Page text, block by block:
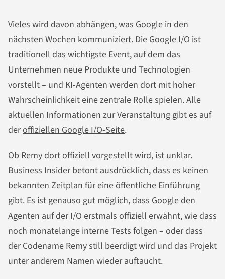
Vieles wird davon abhängen, was Google in den
nächsten Wochen kommuniziert. Die Google I/O ist
traditionell das wichtigste Event, auf dem das
Unternehmen neue Produkte und Technologien
vorstellt – und KI-Agenten werden dort mit hoher
Wahrscheinlichkeit eine zentrale Rolle spielen. Alle
aktuellen Informationen zur Veranstaltung gibt es auf
deroffiziellen Google I/O-Seite.
Ob Remy dort offiziell vorgestellt wird, ist unklar.
Business Insider betont ausdrücklich, dass es keinen
bekannten Zeitplan für eine öffentliche Einführung
gibt. Es ist genauso gut möglich, dass Google den
Agenten auf der I/O erstmals offiziell erwähnt, wie dass
noch monatelange interne Tests folgen – oder dass
der Codename Remy still beerdigt wird und das Projekt
unter anderem Namen wieder auftaucht.